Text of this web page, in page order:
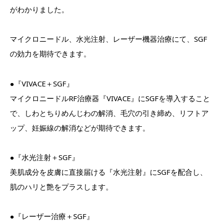
がわかりました。
マイクロニードル、水光注射、レーザー機器治療にて、SGF
の効力を期待できます。
●『VIVACE＋SGF』
マイクロニードルRF治療器『VIVACE』にSGFを導入すること
で、しわとちりめんじわの解消、毛穴の引き締め、リフトア
ップ、妊娠線の解消などが期待できます。
●『水光注射＋SGF』
美肌成分を皮膚に直接届ける『水光注射』にSGFを配合し、
肌のハリと艶をプラスします。
●『レーザー治療＋SGF』